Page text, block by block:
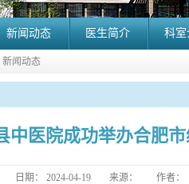
新闻动态 医生简介 科
新闻动态
中医院成功举办合肥
日期： 2024-04-19 来源： 作者：